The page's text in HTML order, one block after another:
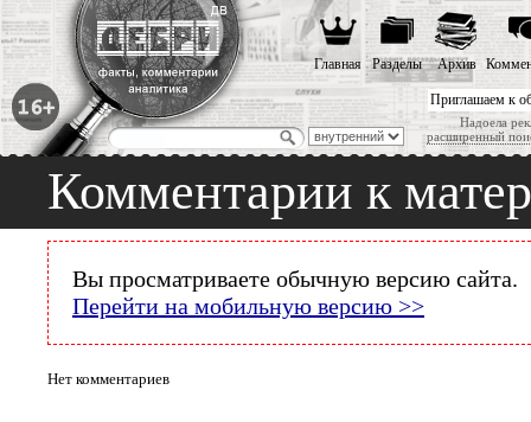
Приглашаем к
Надоела
расширенный
Главная Разделы Архив
Комментарии к
Вы просматриваете обычную версию сайта.
Перейти на мобильную версию >>
Нет комментариев